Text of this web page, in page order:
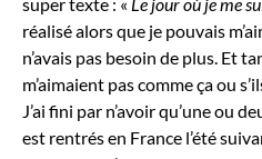
réalisé alors que je pouvais
n’avais pas besoin de plus. Et
m’aimaient pas comme ça ou
J’ai fini par n’avoir qu’une ou
est rentrés en France l’été